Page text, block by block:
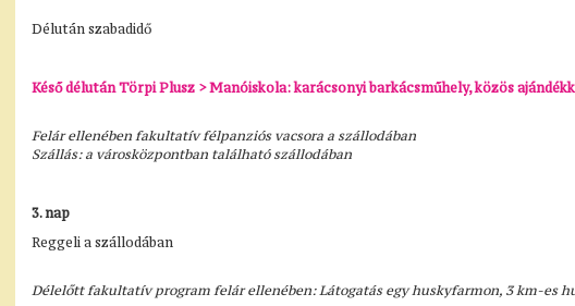
Délután szabadidő
Késő délután Törpi Plusz > Manóiskola: karácsonyi barkácsműhely, közös
Felár ellenében fakultatív félpanziós vacsora a szállodában
Szállás: a városközpontban található szállodában
3. nap
Reggeli a szállodában
Délelőtt fakultatív program felár ellenében: Látogatás egy huskyfarmon, 3 km-es